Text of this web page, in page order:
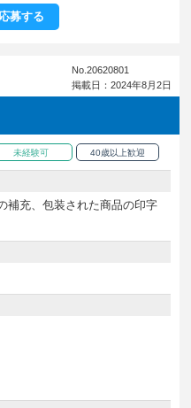
募する
No.20620801
掲載日：2024年8月2日
未経験可 40歳以上歓迎
補充、包装された商品の印字